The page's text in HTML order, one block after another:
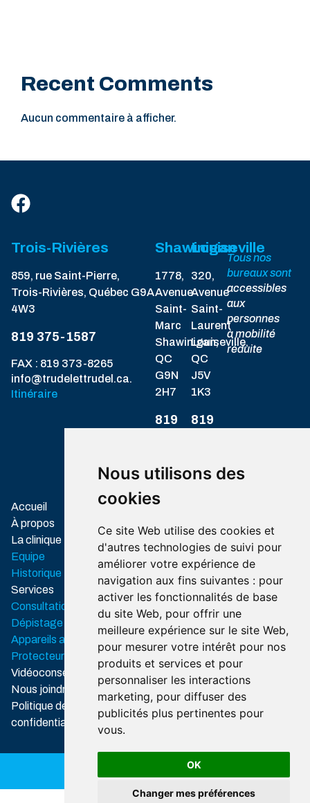
Nous utilisons des
cookies
Ce site Web utilise des cookies et
d'autres technologies de suivi pour
améliorer votre expérience de
navigation aux fins suivantes : pour
activer les fonctionnalités de base
du site Web, pour offrir une
meilleure expérience sur le site Web,
pour mesurer votre intérêt pour nos
produits et services et pour
personnaliser les interactions
marketing, pour diffuser des
publicités plus pertinentes pour
vous.
OK
Changer mes préférences
Recent Comments
Aucun commentaire à afficher.
Trois-Rivières
859, rue Saint-Pierre,
Trois-Rivières, Québec G9A
4W3
819 375-1587
FAX : 819 373-8265
info@trudelettrudel.ca.
Itinéraire
Shawinigan
1778,
Avenue
Saint-
Marc
Shawinigan,
QC
G9N
2H7
819
Itinéraire
Louiseville
320,
Avenue
Saint-
Laurent
Louiseville,
QC
J5V
1K3
819
Itinéraire
Tous nos
bureaux sont
accessibles
aux
personnes
à mobilité
réduite
Accueil
À propos
La clinique
Equipe
Historique
Services
Consultation
Dépistage auditif
Appareils auditif
Protecteurs auditifs
Vidéoconseils
Nous joindre
Politique de
confidentialité
Associations
Ordre des
audioprothésistes
du Québec
Association
des audioprothésistes du
Québec
TOUS DROITS RÉSERVÉS